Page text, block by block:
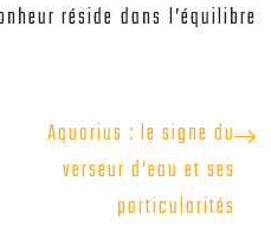
réside dans l’équilibre
Aquarius : le signe du
verseur d’eau et ses
particularités